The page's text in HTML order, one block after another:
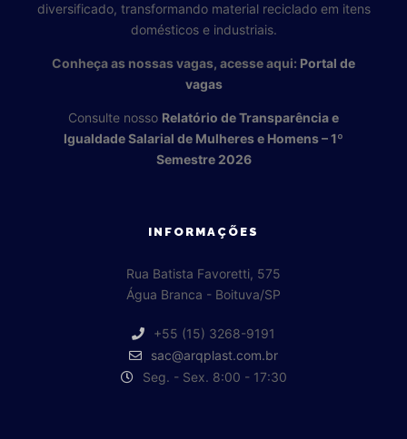
diversificado, transformando material reciclado em itens
domésticos e industriais.
Conheça as nossas vagas, acesse aqui: Portal de
vagas
Consulte nosso Relatório de Transparência e
Igualdade Salarial de Mulheres e Homens – 1º
Semestre 2026
INFORMAÇÕES
Rua Batista Favoretti, 575
Água Branca - Boituva/SP
+55 (15) 3268-9191
sac@arqplast.com.br
Seg. - Sex. 8:00 - 17:30